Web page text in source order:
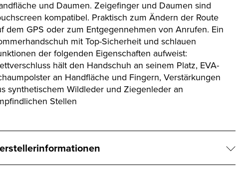
und Daumen. Zeigefinger und Daumen sind
kompatibel. Praktisch zum Ändern der Route
dem GPS oder zum Entgegennehmen von Anrufen. Ein
mit Top-Sicherheit und schlauen
der folgenden Eigenschaften aufweist:
hält den Handschuh an seinem Platz, EVA-
an Handfläche und Fingern, Verstärkungen
synthetischem Wildleder und Ziegenleder an
Stellen